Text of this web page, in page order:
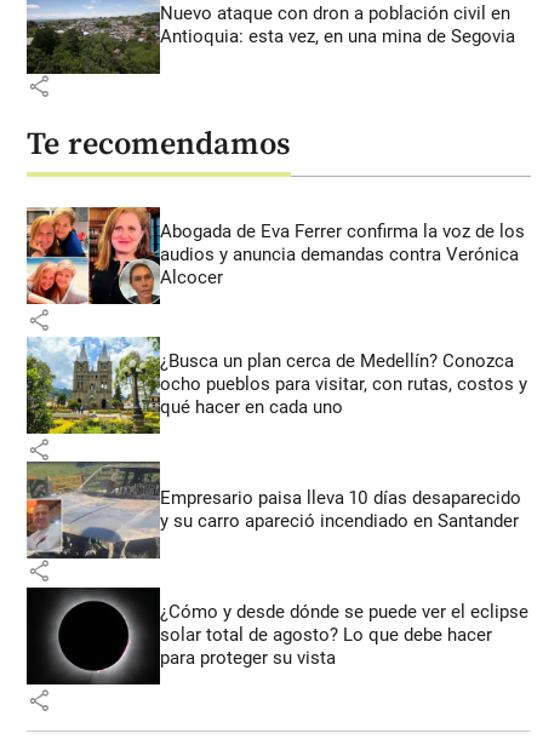
Nuevo ataque con dron a población civil en
Antioquia: esta vez, en una mina de Segovia
share
Te recomendamos
Abogada de Eva Ferrer confirma la voz de los
audios y anuncia demandas contra Verónica
Alcocer
share
¿Busca un plan cerca de Medellín? Conozca
ocho pueblos para visitar, con rutas, costos y
qué hacer en cada uno
share
Empresario paisa lleva 10 días desaparecido
y su carro apareció incendiado en Santander
share
¿Cómo y desde dónde se puede ver el eclipse
solar total de agosto? Lo que debe hacer
para proteger su vista
share